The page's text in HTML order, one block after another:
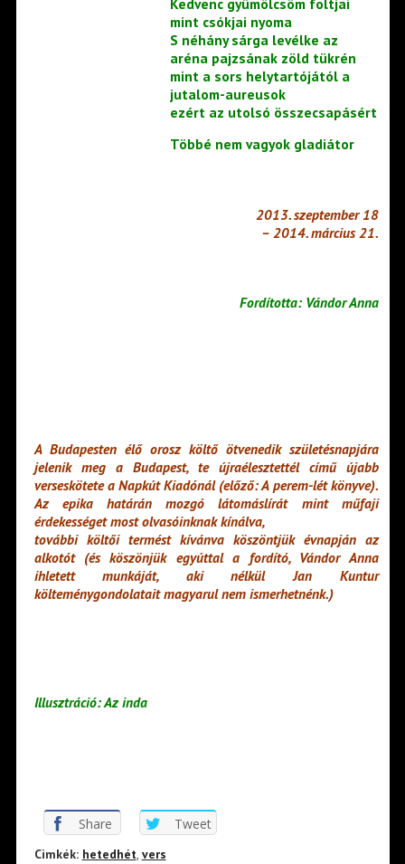
mint csókjai nyoma
S néhány sárga levélke az
aréna pajzsának zöld tükrén
mint a sors helytartójától a
jutalom-aureusok
ezért az utolsó összecsapásért
Többé nem vagyok gladiátor
2013. szeptember 18
– 2014. március 21.
Fordította: Vándor Anna
A Budapesten élő orosz költő ötvenedik születésnapjára
jelenik meg a Budapest, te újraélesztettél című újabb
verseskötete a Napkút Kiadónál (előző: A perem-lét könyve).
Az epika határán mozgó látomáslírát mint műfaji
érdekességet most olvasóinknak kínálva,
további költői termést kívánva köszöntjük évnapján az
alkotót (és köszönjük egyúttal a fordító, Vándor Anna
ihletett munkáját, aki nélkül Jan Kuntur
költeménygondolatait magyarul nem ismerhetnénk.)
Illusztráció: Az inda
Share Tweet
Cimkék: hetedhét, vers